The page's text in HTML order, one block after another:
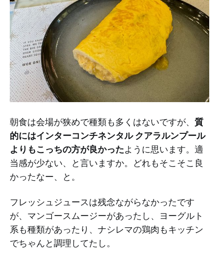
朝食は会場が狭めで種類も多くはないですが、 質
的にはインターコンチネンタル クアラルンプール
よりもこっちの方が良かったように思います。適
当感が少ない、と言いますか。どれもそこそこ良
かったなー、と。
フレッシュジュースは残念ながらなかったです
が、マンゴースムージーがあったし、ヨーグルト
系も種類があったり、ナシレマの鶏肉もキッチン
でちゃんと調理してたし。